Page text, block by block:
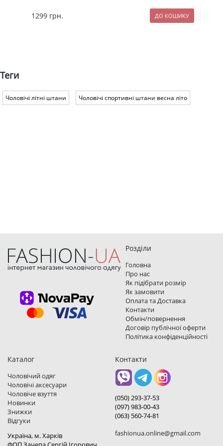
1299 грн.
Теги
Чоловічі літні штани Чоловічі спортивні штани весна літо
Розділи
Головна
Про нас
Як підібрати розмір
Як замовити
Оплата та Доставка
Контакти
Обмін/повернення
Договір публічної оферти
Політика конфіденційності
Каталог
Чоловічий одяг
Чоловічі аксесуари
Чоловіче взуття
Новинки
Знижки
Відгуки
Україна, м. Харкiв
Контакти
(050) 293-37-53
(097) 983-00-43
(063) 560-74-81
fashionua.online@gmail.com